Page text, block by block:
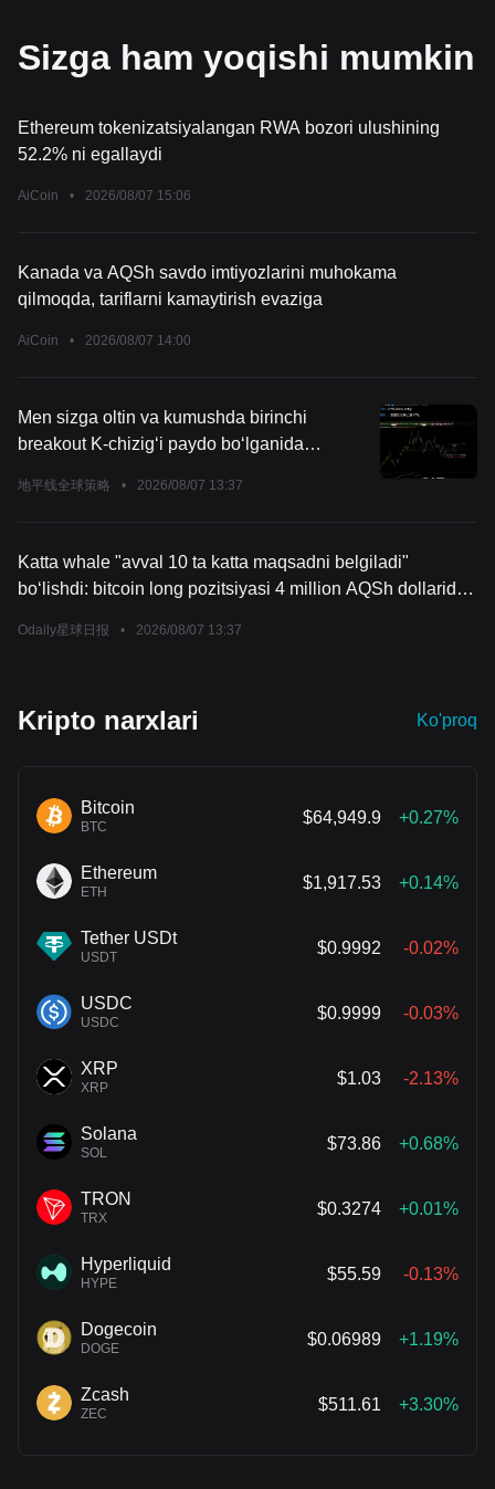
Sizga ham yoqishi mumkin
Ethereum tokenizatsiyalangan RWA bozori ulushining
52.2% ni egallaydi
AiCoin • 2026/08/07 15:06
Kanada va AQSh savdo imtiyozlarini muhokama
qilmoqda, tariflarni kamaytirish evaziga
AiCoin • 2026/08/07 14:00
Men sizga oltin va kumushda birinchi
breakout K-chizig‘i paydo bo‘lganida
地平线全球策略 • 2026/08/07 13:37
Katta whale "avval 10 ta katta maqsadni belgiladi"
bo‘lishdi: bitcoin long pozitsiyasi 4 million AQSh dollaridan
Odaily星球日报 • 2026/08/07 13:37
Kripto narxlari Ko'proq
Bitcoin
BTC
$64,949.9 +0.27%
Ethereum
ETH
$1,917.53 +0.14%
Tether USDt
USDT
$0.9992 -0.02%
USDC
USDC
$0.9999 -0.03%
XRP
XRP
$1.03 -2.13%
Solana
SOL
$73.86 +0.68%
TRON
TRX
$0.3274 +0.01%
Hyperliquid
HYPE
$55.59 -0.13%
Dogecoin
DOGE
$0.06989 +1.19%
Zcash
ZEC
$511.61 +3.30%